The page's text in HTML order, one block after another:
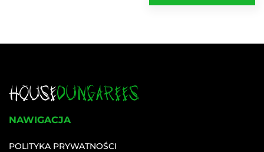
NAWIGACJA
POLITYKA PRYWATNOŚCI